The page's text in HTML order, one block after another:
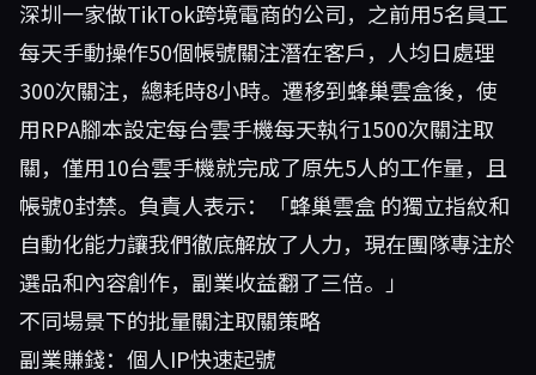
深圳一家做TikTok跨境電商的公司，之前用5名員工
每天手動操作50個帳號關注潛在客戶，人均日處理
300次關注，總耗時8小時。遷移到蜂巢雲盒後，使
用RPA腳本設定每台雲手機每天執行1500次關注取
關，僅用10台雲手機就完成了原先5人的工作量，且
帳號0封禁。負責人表示：「蜂巢雲盒的獨立指紋和
自動化能力讓我們徹底解放了人力，現在團隊專注於
選品和內容創作，副業收益翻了三倍。」
不同場景下的批量關注取關策略
副業賺錢：個人IP快速起號